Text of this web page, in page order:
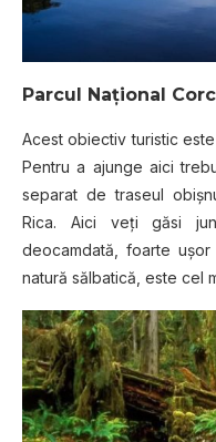
Parcul Naţional
Acest obiectiv turistic
Pentru a ajunge aici
separat de traseul
Rica. Aici veţi găsi
deocamdată, foarte
natură sălbatică, este cel